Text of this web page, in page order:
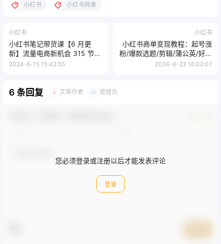
小红书 小红书商单
小红书
小红书笔记带货课【6 月更
新】流量电商新机会 315 节正
课 + 64 节隐藏课
2024-6-15 15:43:55
小红书
小红书商单变现教程：起号涨
粉/爆款选题/剪辑/蒲公英/好物
分享/各种玩法
2024-6-23 16:02:07
6 条回复 A 文章作者 M 管理员
您必须登录或注册以后才能发表评论
登录